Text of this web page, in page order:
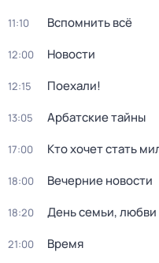
11:10 Вспомнить всё
12:00 Новости
12:15 Поехали!
13:05 Арбатские тайны
17:00 Кто хочет стать
18:00 Вечерние новости
18:20 День семьи, любви
21:00 Время